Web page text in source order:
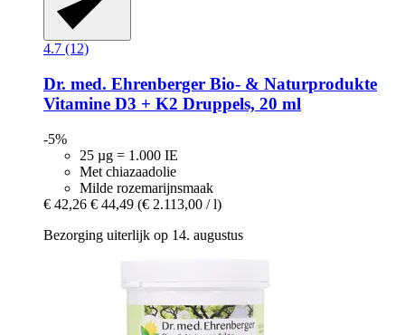
4.7 (12)
Dr. med. Ehrenberger Bio- & Naturprodukte
Vitamine D3 + K2 Druppels, 20 ml
-5%
25 µg = 1.000 IE
Met chiazaadolie
Milde rozemarijnsmaak
€ 42,26 € 44,49 (€ 2.113,00 / l)
Bezorging uiterlijk op 14. augustus